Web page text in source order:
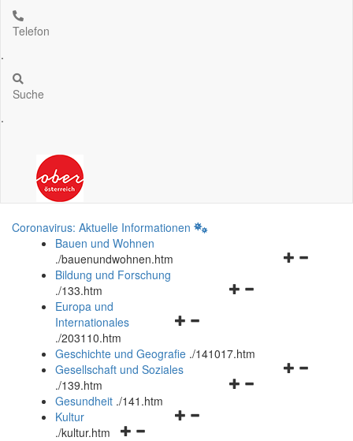
Telefon
.
Suche
.
Coronavirus: Aktuelle Informationen
Bauen und Wohnen
./bauenundwohnen.htm
Navigationsmenü
Bildung und Forschung
./133.htm
Navigationsmenü
und
schließen
Europa und
Internationales
./203110.htm
Geschichte und Geografie ./141017.htm
Navigationsmenü
Gesellschaft und Soziales
./139.htm
Navigationsmenü
Gesundheit ./141.htm
Navigationsmenü
Kultur
./kultur.htm